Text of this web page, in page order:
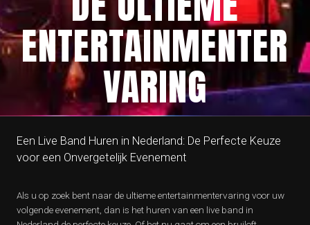
ENTERTAINMENTER
VARING
Een Live Band Huren in Nederland: De Perfecte Keuze
voor een Onvergetelijk Evenement
Als u op zoek bent naar de ultieme entertainmentervaring voor uw
volgende evenement, dan is het huren van een live band in